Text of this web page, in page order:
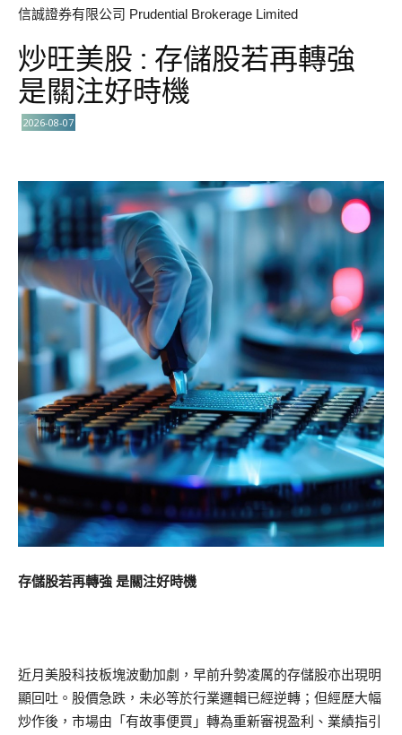
信誠證券有限公司 Prudential Brokerage Limited
炒旺美股 : 存儲股若再轉強
是關注好時機
2026-08-07
存儲股若再轉強 是關注好時機
近月美股科技板塊波動加劇，早前升勢凌厲的存儲股亦出現明
顯回吐。股價急跌，未必等於行業邏輯已經逆轉；但經歷大幅
炒作後，市場由「有故事便買」轉為重新審視盈利、業績指引